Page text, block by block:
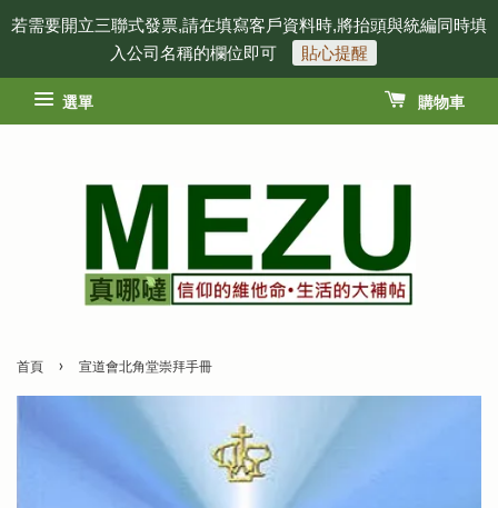
若需要開立三聯式發票,請在填寫客戶資料時,將抬頭與統編同時填
入公司名稱的欄位即可
貼心提醒
選單 購物車
首頁 › 宣道會北角堂崇拜手冊